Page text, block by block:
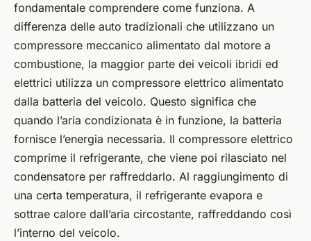
fondamentale comprendere come funziona. A
differenza delle auto tradizionali che utilizzano un
compressore meccanico alimentato dal motore a
combustione, la maggior parte dei veicoli ibridi ed
elettrici utilizza un compressore elettrico alimentato
dalla batteria del veicolo. Questo significa che
quando l’aria condizionata è in funzione, la batteria
fornisce l’energia necessaria. Il compressore elettrico
comprime il refrigerante, che viene poi rilasciato nel
condensatore per raffreddarlo. Al raggiungimento di
una certa temperatura, il refrigerante evapora e
sottrae calore dall’aria circostante, raffreddando così
l’interno del veicolo.